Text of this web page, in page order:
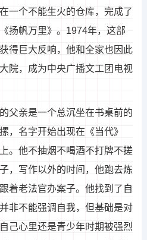
一个不能生火的仓库，完成了
扬帆万里》。1974年，这部
得巨大反响，他和全家也因此
院，成为中央广播文工团电视
父亲是一个总沉坐在书桌前的
，名字开始出现在《当代》
。他不抽烟不喝酒不打牌不搓
，写作以外的时间，他跑去炼
着老法官办案子。他找到了自
非不能强调自我，但基础是对
己心里还是青少年时期被强烈